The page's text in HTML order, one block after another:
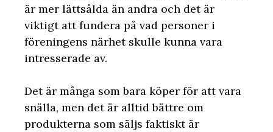
är mer lättsålda än andra och det är
viktigt att fundera på vad personer i
föreningens närhet skulle kunna vara
intresserade av.
Det är många som bara köper för att vara
snälla, men det är alltid bättre om
produkterna som säljs faktiskt är